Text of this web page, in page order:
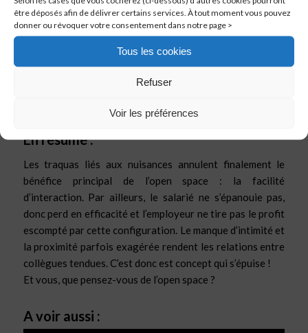
être déposés afin de délivrer certains services. À tout moment vous pouvez
donner ou révoquer votre consentement dans notre page >
Tous les cookies
Refuser
Voir les préférences
«Les chercheurs ont comparé le nombre d’arrêts
maladies déposés en une année par des salariés
selon qu’ils travaillaient en bureau individuel ou en
open space. Résultat : en moyenne, les employés
des open space ont huit jours d’arrêt maladie contre
bureau individuel. »
En résumé :
Les traquas liés aux nuisances annulent finalement le
bénéfice principal de l’open space : la facilité
d’interaction. Par ailleurs, le salarié ne s’épanouie pas,
donc perd en efficacité et l’employeur ne tire pas le profit
escompté par cette configuration. Le manque d’intimité et
la proximité parfois exagérée rendent les relations entre
collègues tendues. C’est donc est concept qui s’épuise !
Et vous, que pensez-vous de l’open space ?
A voir aussi :